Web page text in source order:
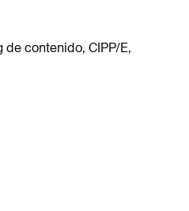
contenido, CIPP/E,